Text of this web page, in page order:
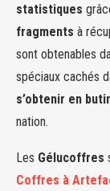
statistiques
fragments à
sont obtenables
spéciaux cachés
s’obtenir en
nation.
Les Gélucoffres
Coffres à